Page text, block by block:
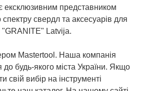
ексклюзивним представником
свердл та аксесуарів для
"GRANITE" Latvija.
Mastertool. Наша компанія
до будь-якого міста України. Якщо
свій вибір на інструменті